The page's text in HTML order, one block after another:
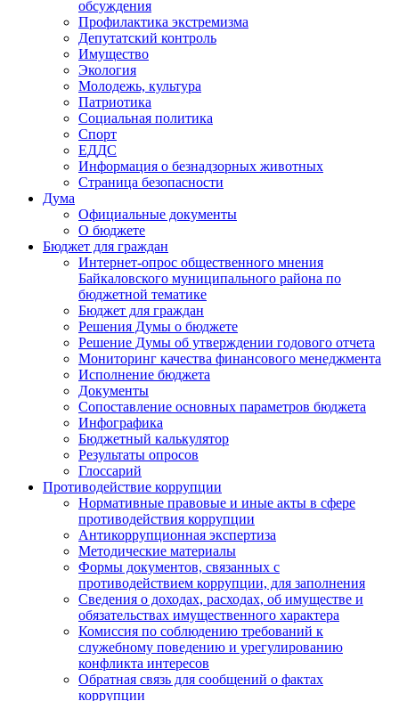
обсуждения
Профилактика экстремизма
Депутатский контроль
Имущество
Экология
Молодежь, культура
Патриотика
Социальная политика
Спорт
ЕДДС
Информация о безнадзорных животных
Страница безопасности
Дума
Официальные документы
О бюджете
Бюджет для граждан
Интернет-опрос общественного мнения
Байкаловского муниципального района по
бюджетной тематике
Бюджет для граждан
Решения Думы о бюджете
Решение Думы об утверждении годового отчета
Мониторинг качества финансового менеджмента
Исполнение бюджета
Документы
Сопоставление основных параметров бюджета
Инфографика
Бюджетный калькулятор
Результаты опросов
Глоссарий
Противодействие коррупции
Нормативные правовые и иные акты в сфере
противодействия коррупции
Антикоррупционная экспертиза
Методические материалы
Формы документов, связанных с
противодействием коррупции, для заполнения
Сведения о доходах, расходах, об имуществе и
обязательствах имущественного характера
Комиссия по соблюдению требований к
служебному поведению и урегулированию
конфликта интересов
Обратная связь для сообщений о фактах
коррупции